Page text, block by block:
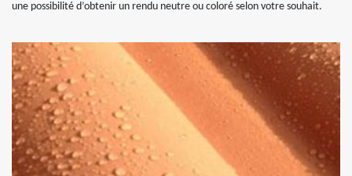
une possibilité d’obtenir un rendu neutre ou coloré selon votre souhait.